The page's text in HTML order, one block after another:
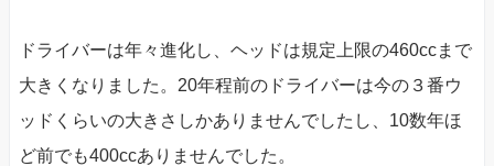
ドライバーは年々進化し、ヘッドは規定上限の460ccまで
大きくなりました。20年程前のドライバーは今の３番ウ
ッドくらいの大きさしかありませんでしたし、10数年ほ
ど前でも400ccありませんでした。